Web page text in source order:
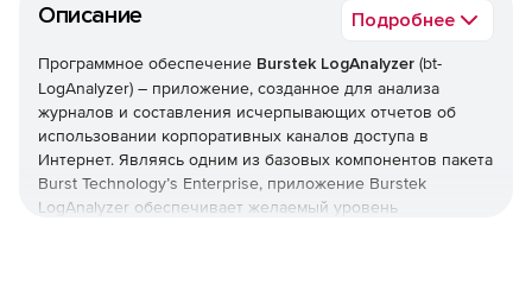
Описание Подробнее
Программное обеспечение Burstek LogAnalyzer (bt-
LogAnalyzer) – приложение, созданное для анализа
журналов и составления исчерпывающих отчетов об
использовании корпоративных каналов доступа в
Интернет. Являясь одним из базовых компонентов пакета
Burst Technology’s Enterprise, приложение Burstek
LogAnalyzer обеспечивает желаемый уровень